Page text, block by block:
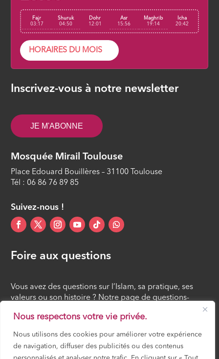
Nous respectons votre vie privée.
Nous utilisons des cookies pour améliorer votre expérience
de navigation, diffuser des publicités ou des contenus
ÉPISODE 9
La Basmala (Bismillahir-Rahmanir-
Rahim) est-elle un verset de la
ÉPISODE 11
Fajr
03:17
Shuruk
04:50
Dohr
12:01
Asr
15:56
Maghrib
19:14
Icha
20:42
HORAIRES DU MOIS
Inscrivez-vous à notre newsletter
JE M'ABONNE
Mosquée Mirail Toulouse
Place Edouard Bouillères – 31100 Toulouse
Tél : 06 86 76 89 85
Suivez-nous !
Foire aux questions
Vous avez des questions sur l’Islam, sa pratique, ses
valeurs ou son histoire ? Notre page de questions-
réponses rassemble des réponses claires et accessibles
à tous, croyants ou simples curieux.
FOIRE AUX QUESTIONS